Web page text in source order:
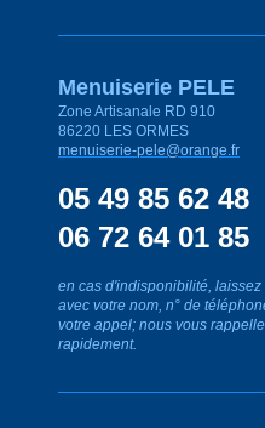
Menuiserie PELE
Zone Artisanale RD 910
86220 LES ORMES
menuiserie-pele@orange.fr
05 49 85 62
06 72 64 01 85
en cas d'indisponibilité,
avec votre nom, n° de
votre appel; nous vous
rapidement.